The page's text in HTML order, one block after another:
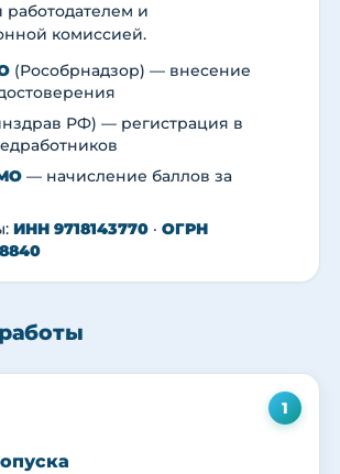
и
комиссией.
(Рособрнадзор) — внесение
РФ) — регистрация в
— начисление баллов за
ИНН 9718143770 · ОГРН
1